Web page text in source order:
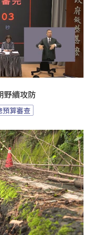
野續攻防
預算審查